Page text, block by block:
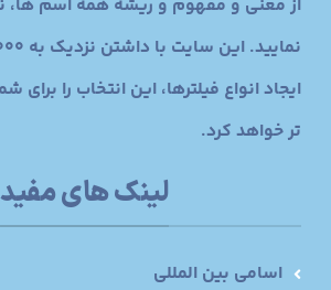
از معنی و مفهوم و ریشه همه اسم ها،
ایجاد انواع فیلترها، این انتخاب را برای
تر خواهد کرد.
لینک های مفید
اسامی بین المللی